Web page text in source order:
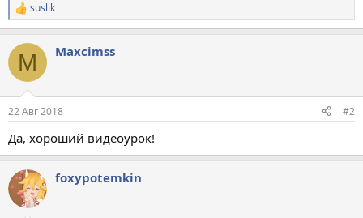
Р
е
к
и
suslik
M Maxcimss
22 Авг 2018 #2
Да, хороший видеоурок!
foxypotemkin